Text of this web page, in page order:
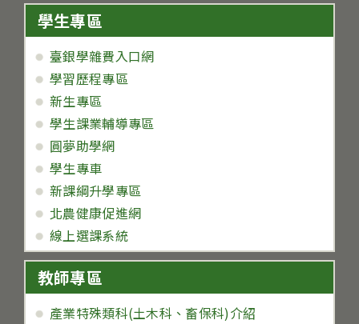
學生專區
臺銀學雜費入口網
學習歷程專區
新生專區
學生課業輔導專區
圓夢助學網
學生專車
新課綱升學專區
北農健康促進網
線上選課系統
教師專區
產業特殊類科(土木科、畜保科)介紹